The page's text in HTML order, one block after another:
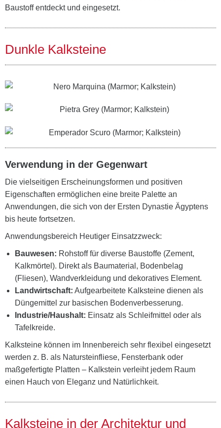
Baustoff entdeckt und eingesetzt.
Dunkle Kalksteine
Verwendung in der Gegenwart
Die vielseitigen Erscheinungsformen und positiven
Eigenschaften ermöglichen eine breite Palette an
Anwendungen, die sich von der Ersten Dynastie Ägyptens
bis heute fortsetzen.
Anwendungsbereich Heutiger Einsatzzweck:
Bauwesen: Rohstoff für diverse Baustoffe (Zement,
Kalkmörtel). Direkt als Baumaterial, Bodenbelag
(Fliesen), Wandverkleidung und dekoratives Element.
Landwirtschaft: Aufgearbeitete Kalksteine dienen als
Düngemittel zur basischen Bodenverbesserung.
Industrie/Haushalt: Einsatz als Schleifmittel oder als
Tafelkreide.
Kalksteine können im Innenbereich sehr flexibel eingesetzt
werden z. B. als Natursteinfliese, Fensterbank oder
maßgefertigte Platten – Kalkstein verleiht jedem Raum
einen Hauch von Eleganz und Natürlichkeit.
Kalksteine in der Architektur und